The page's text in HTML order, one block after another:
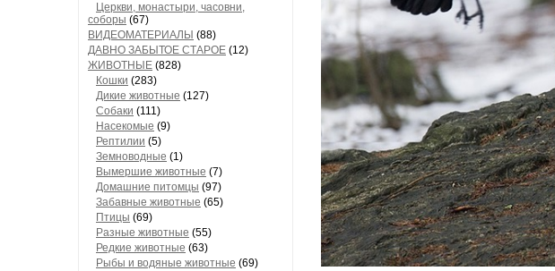
Церкви, монастыри, часовни,
соборы (67)
ВИДЕОМАТЕРИАЛЫ (88)
ДАВНО ЗАБЫТОЕ СТАРОЕ (12)
ЖИВОТНЫЕ (828)
Кошки (283)
Дикие животные (127)
Собаки (111)
Насекомые (9)
Рептилии (5)
Земноводные (1)
Вымершие животные (7)
Домашние питомцы (97)
Забавные животные (65)
Птицы (69)
Разные животные (55)
Редкие животные (63)
Рыбы и водяные животные (69)